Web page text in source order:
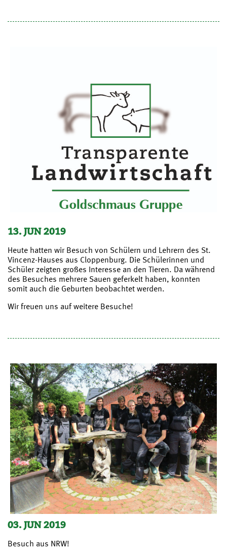
13. JUN 2019
Heute hatten wir Besuch von Schülern und Lehrern des St.
Vincenz-Hauses aus Cloppenburg. Die Schülerinnen und
Schüler zeigten großes Interesse an den Tieren. Da während
des Besuches mehrere Sauen geferkelt haben, konnten
somit auch die Geburten beobachtet werden.
Wir freuen uns auf weitere Besuche!
03. JUN 2019
Besuch aus NRW!